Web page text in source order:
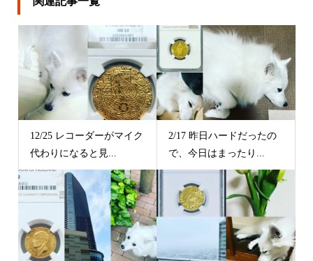
12/25 レコーダーがマイク
代わりになると見...
2/17 昨日ハードだったの
で、今日はまったり...